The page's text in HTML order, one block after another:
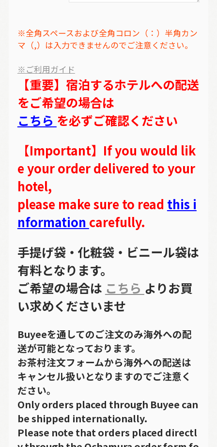
※全角スペースおよび全角コロン（：）半角カン
マ（,）は入力できませんのでご注意ください。
※ご利用ガイド
【重要】宿泊するホテルへの配送
をご希望の場合は
こちら を必ずご確認ください
【Important】If you would lik
e your order delivered to your
hotel,
please make sure to read this i
nformation carefully.
手提げ袋・化粧袋・ビニール袋は
有料となります。
ご希望の場合は こちら よりお買
い求めくださいませ
Buyeeを通してのご注文のみ海外への配
送が可能となっております。
お茶村注文フォームから海外への配送は
キャンセル扱いとなりますのでご注意く
ださい。
Only orders placed through Buyee can
be shipped internationally.
Please note that orders placed directl